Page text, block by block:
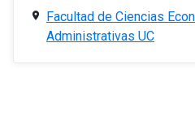
Facultad de Ciencias
Administrativas UC